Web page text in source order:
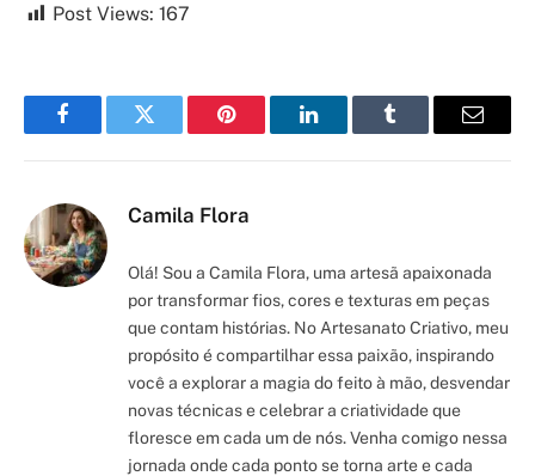
Post Views: 167
FacebookTwitter Pinterest LinkedInTumblr Email
Camila Flora
Olá! Sou a Camila Flora, uma artesã apaixonada
por transformar fios, cores e texturas em peças
que contam histórias. No Artesanato Criativo, meu
propósito é compartilhar essa paixão, inspirando
você a explorar a magia do feito à mão, desvendar
novas técnicas e celebrar a criatividade que
floresce em cada um de nós. Venha comigo nessa
jornada onde cada ponto se torna arte e cada